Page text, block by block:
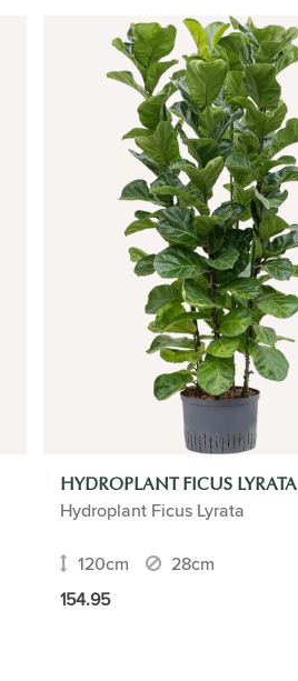
HYDROPLANT FICUS LYRATA
Hydroplant Ficus Lyrata
120cm
28cm
154.95